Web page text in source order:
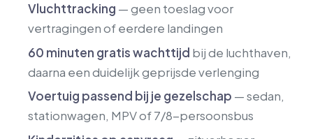
Vluchttracking — geen toeslag voor
vertragingen of eerdere landingen
60 minuten gratis wachttijd bij de luchthaven,
daarna een duidelijk geprijsde verlenging
Voertuig passend bij je gezelschap — sedan,
stationwagen, MPV of 7/8-persoonsbus